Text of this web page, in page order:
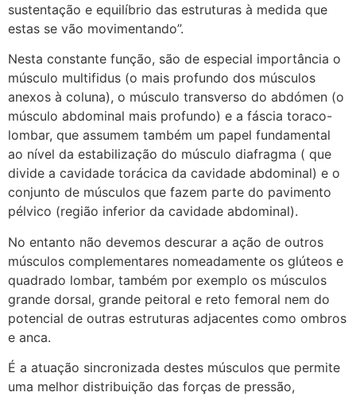
sustentação e equilíbrio das estruturas à medida que
estas se vão movimentando”.
Nesta constante função, são de especial importância o
músculo multifidus (o mais profundo dos músculos
anexos à coluna), o músculo transverso do abdómen (o
músculo abdominal mais profundo) e a fáscia toraco-
lombar, que assumem também um papel fundamental
ao nível da estabilização do músculo diafragma ( que
divide a cavidade torácica da cavidade abdominal) e o
conjunto de músculos que fazem parte do pavimento
pélvico (região inferior da cavidade abdominal).
No entanto não devemos descurar a ação de outros
músculos complementares nomeadamente os glúteos e
quadrado lombar, também por exemplo os músculos
grande dorsal, grande peitoral e reto femoral nem do
potencial de outras estruturas adjacentes como ombros
e anca.
É a atuação sincronizada destes músculos que permite
uma melhor distribuição das forças de pressão,